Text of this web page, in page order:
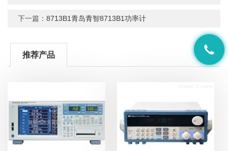
下一篇：8713B1青岛青智8713B1功率计
推荐产品